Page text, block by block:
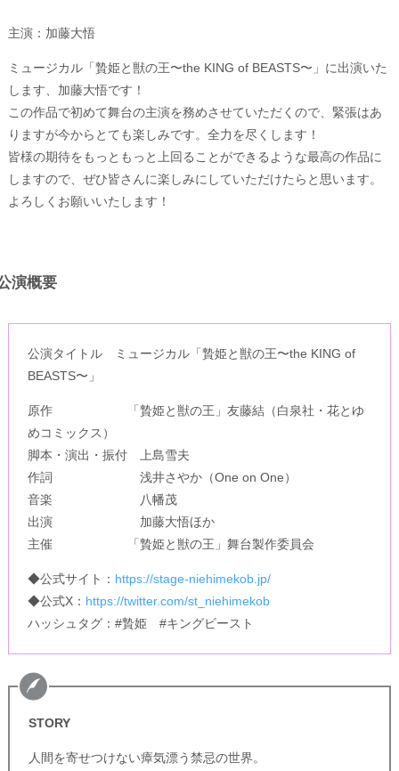
主演：加藤大悟
ミュージカル「贄姫と獣の王〜the KING of BEASTS〜」に出演いた
します、加藤大悟です！
この作品で初めて舞台の主演を務めさせていただくので、緊張はあ
りますが今からとても楽しみです。全力を尽くします！
皆様の期待をもっともっと上回ることができるような最高の作品に
しますので、ぜひ皆さんに楽しみにしていただけたらと思います。
よろしくお願いいたします！
演概要
公演タイトル ミュージカル「贄姫と獣の王〜the KING of
BEASTS〜」
原作 「贄姫と獣の王」友藤結（白泉社・花とゆ
めコミックス）
脚本・演出・振付 上島雪夫
作詞 浅井さやか（One on One）
音楽 八幡茂
出演 加藤大悟ほか
主催 「贄姫と獣の王」舞台製作委員会
◆公式サイト： https://stage-niehimekob.jp/
◆公式X： https://twitter.com/st_niehimekob
ハッシュタグ：#贄姫 #キングビースト
STORY
人間を寄せつけない瘴気漂う禁忌の世界。